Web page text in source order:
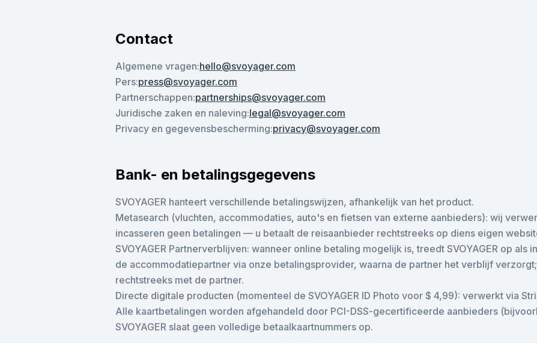
Contact
Algemene vragen:hello@svoyager.com
Pers:press@svoyager.com
Partnerschappen:partnerships@svoyager.com
Juridische zaken en naleving:legal@svoyager.com
Privacy en gegevensbescherming:privacy@svoyager.com
Bank- en betalingsgegevens
SVOYAGER hanteert verschillende betalingswijzen, afhankelijk van het product.
Metasearch (vluchten, accommodaties, auto's en fietsen van externe aanbieders): wij
incasseren geen betalingen — u betaalt de reisaanbieder rechtstreeks op diens eigen
SVOYAGER Partnerverblijven: wanneer online betaling mogelijk is, treedt SVOYAGER op als
de accommodatiepartner via onze betalingsprovider, waarna de partner het verblijf
rechtstreeks met de partner.
Directe digitale producten (momenteel de SVOYAGER ID Photo voor $ 4,99): verwerkt via
Alle kaartbetalingen worden afgehandeld door PCI-DSS-gecertificeerde aanbieders
SVOYAGER slaat geen volledige betaalkaartnummers op.